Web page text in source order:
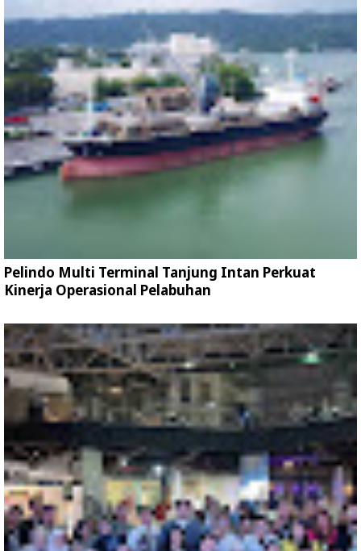
Pelindo Multi Terminal Tanjung Intan Perkuat
Kinerja Operasional Pelabuhan